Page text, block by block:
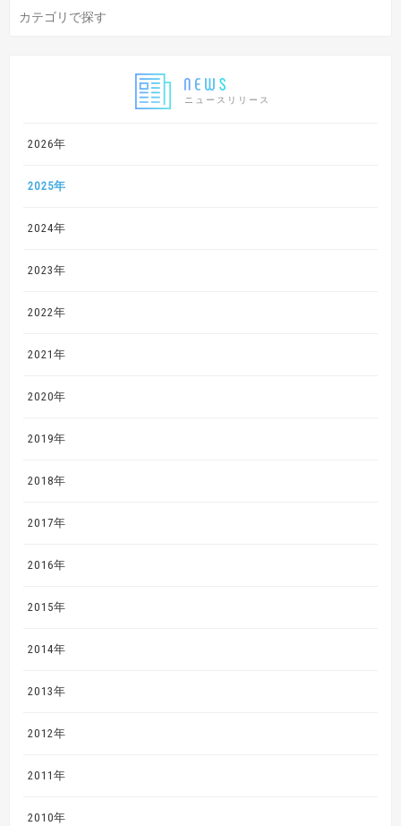
ニュースリリース
2026年
2025年
2024年
2023年
2022年
2021年
2020年
2019年
2018年
2017年
2016年
2015年
2014年
2013年
2012年
2011年
2010年